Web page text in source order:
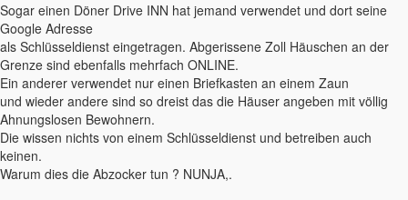
Sogar einen Döner Drive INN hat jemand verwendet und dort seine
Google Adresse
als Schlüsseldienst eingetragen. Abgerissene Zoll Häuschen an der
Grenze sind ebenfalls mehrfach ONLINE.
Ein anderer verwendet nur einen Briefkasten an einem Zaun
und wieder andere sind so dreist das die Häuser angeben mit völlig
Ahnungslosen Bewohnern.
Die wissen nichts von einem Schlüsseldienst und betreiben auch
keinen.
Warum dies die Abzocker tun ? NUNJA,.